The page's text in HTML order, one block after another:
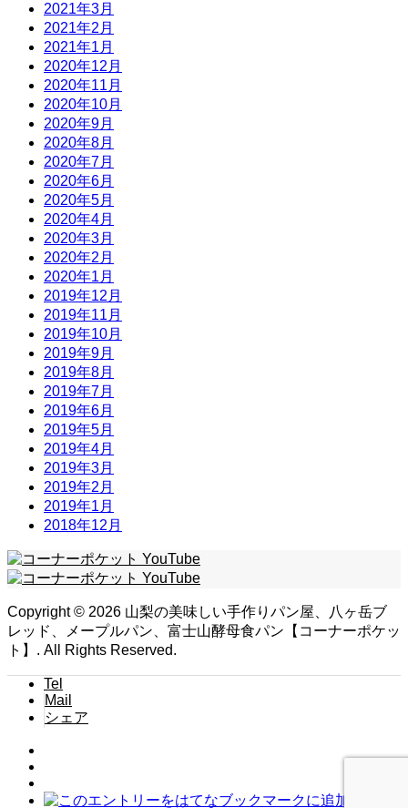
2021年3月
2021年2月
2021年1月
2020年12月
2020年11月
2020年10月
2020年9月
2020年8月
2020年7月
2020年6月
2020年5月
2020年4月
2020年3月
2020年2月
2020年1月
2019年12月
2019年11月
2019年10月
2019年9月
2019年8月
2019年7月
2019年6月
2019年5月
2019年4月
2019年3月
2019年2月
2019年1月
2018年12月
Copyright © 2026 山梨の美味しい手作りパン屋、八ヶ岳ブ
レッド、メープルパン、富士山酵母食パン【コーナーポケッ
ト】. All Rights Reserved.
Tel
Mail
シェア